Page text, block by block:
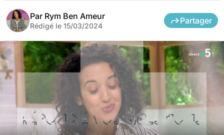
Par Rym Ben Ameur
Rédigé le 15/03/2024
Partager